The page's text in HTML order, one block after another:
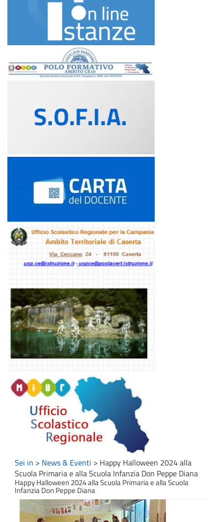
Sei in > News & Eventi > Happy Halloween 2024 alla
Scuola Primaria e alla Scuola Infanzia Don Peppe Diana
Happy Halloween 2024 alla Scuola Primaria e alla Scuola
Infanzia Don Peppe Diana